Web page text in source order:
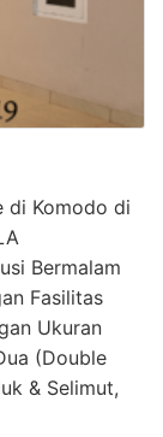
di Komodo di
Bermalam
Fasilitas
Ukuran
(Double
& Selimut,